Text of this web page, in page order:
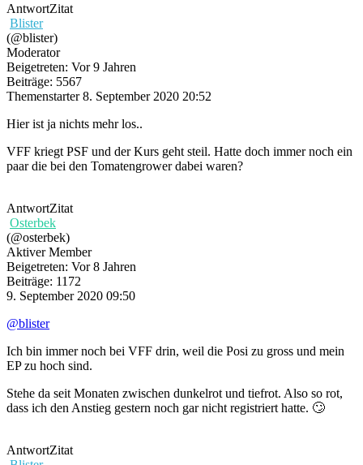
AntwortZitat
Blister
(@blister)
Moderator
Beigetreten: Vor 9 Jahren
Beiträge: 5567
Themenstarter 8. September 2020 20:52
Hier ist ja nichts mehr los..
VFF kriegt PSF und der Kurs geht steil. Hatte doch immer noch ein
paar die bei den Tomatengrower dabei waren?
AntwortZitat
Osterbek
(@osterbek)
Aktiver Member
Beigetreten: Vor 8 Jahren
Beiträge: 1172
9. September 2020 09:50
@blister
Ich bin immer noch bei VFF drin, weil die Posi zu gross und mein
EP zu hoch sind.
Stehe da seit Monaten zwischen dunkelrot und tiefrot. Also so rot,
dass ich den Anstieg gestern noch gar nicht registriert hatte. 🙄
AntwortZitat